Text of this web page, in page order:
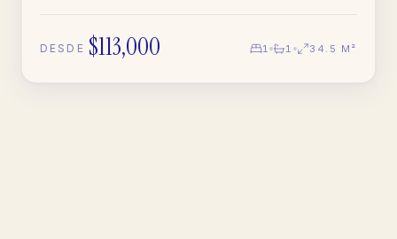
DESDE $113,000 1 1 34.5 M²